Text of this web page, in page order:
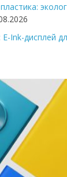
Ink-дисплей